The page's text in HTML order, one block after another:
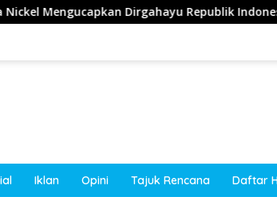
Dirgahayu Republik Indonesia ke-81 Tahun 2026
Iklan Opini Tajuk Rencana Daftar